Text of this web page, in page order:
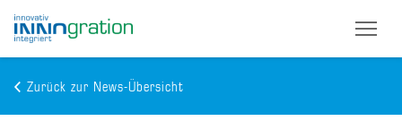
Zurück zur News-Übersicht